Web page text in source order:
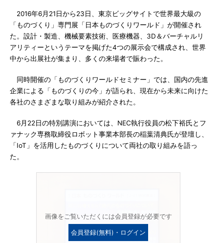
2016年6月21日から23日、東京ビッグサイトで世界最大級の
「ものづくり」専門展「日本ものづくりワールド」が開催され
た。設計・製造、機械要素技術、医療機器、3D＆バーチャルリ
アリティーというテーマを掲げた4つの展示会で構成され、世界
中から出展社が集まり、多くの来場者で賑わった。
同時開催の「ものづくりワールドセミナー」では、国内の先進
企業による「ものづくりの今」が語られ、現在から未来に向けた
各社のさまざまな取り組みが紹介された。
6月22日の特別講演においては、NEC執行役員の松下裕氏とフ
ァナック専務取締役ロボット事業本部長の稲葉清典氏が登壇し、
「IoT」を活用したものづくりについて両社の取り組みを語っ
た。
画像をご覧いただくには会員登録が必要です
会員登録(無料)・ログイン